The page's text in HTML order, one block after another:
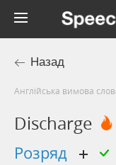
Назад
Англійська вимова
Discharge
розряд